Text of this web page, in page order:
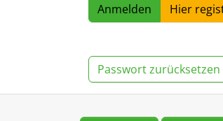
Hier
Passwort zurücksetzen